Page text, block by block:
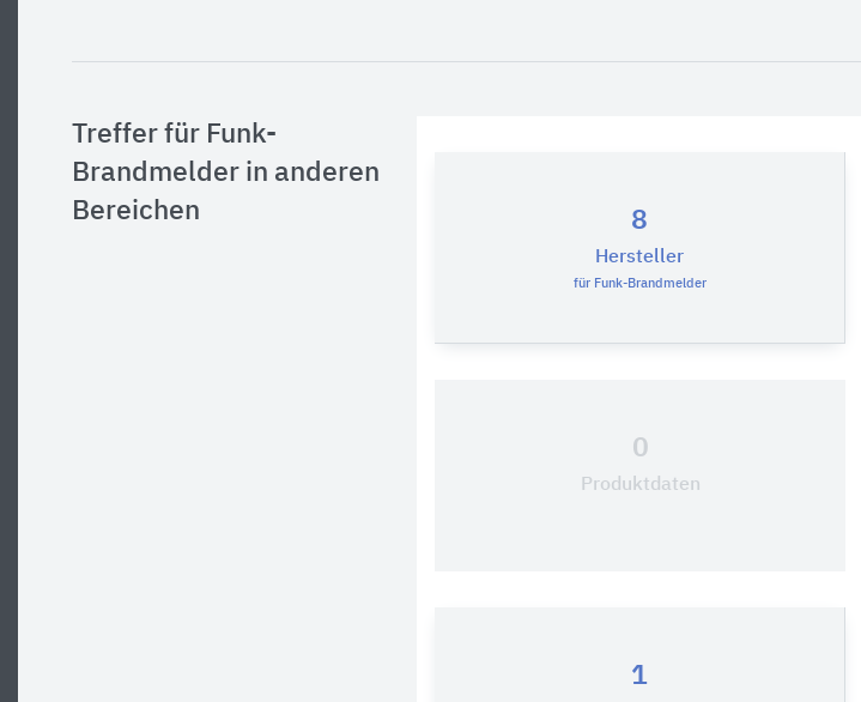
Treffer für Funk-
Brandmelder in anderen
Bereichen
8
Hersteller
für Funk-Brandmelder
0
Produktdaten
1